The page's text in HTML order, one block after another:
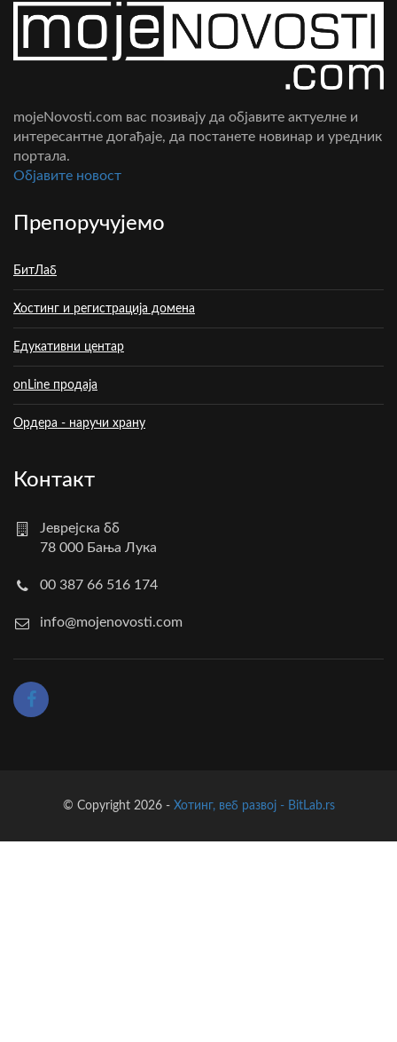
mojeNovosti.com вас позивају да објавите актуелне и
интересантне догађаје, да постанете новинар и уредник
портала.
Oбјавите новост
Препоручујемо
БитЛаб
Хостинг и регистрација домена
Едукативни центар
onLine продаја
Ордера - наручи храну
Контакт
Јеврејска бб
78 000 Бања Лука
00 387 66 516 174
info@mojenovosti.com
© Copyright 2026 - Хотинг, веб развој - BitLab.rs